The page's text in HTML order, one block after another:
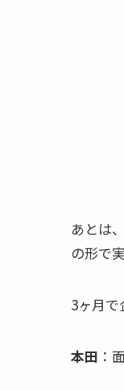
あとは
の形で
3ヶ月
本田 ：